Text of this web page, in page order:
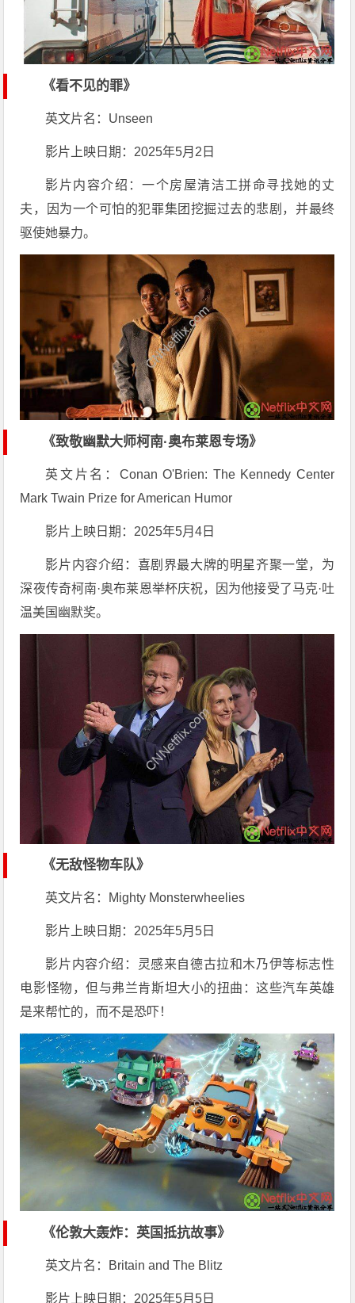
《看不见的罪》
英文片名：Unseen
影片上映日期：2025年5月2日
影片内容介绍：一个房屋清洁工拼命寻找她的丈
夫，因为一个可怕的犯罪集团挖掘过去的悲剧，并最终
驱使她暴力。
《致敬幽默大师柯南·奥布莱恩专场》
英文片名：Conan O'Brien: The Kennedy Center
Mark Twain Prize for American Humor
影片上映日期：2025年5月4日
影片内容介绍：喜剧界最大牌的明星齐聚一堂，为
深夜传奇柯南·奥布莱恩举杯庆祝，因为他接受了马克·吐
温美国幽默奖。
《无敌怪物车队》
英文片名：Mighty Monsterwheelies
影片上映日期：2025年5月5日
影片内容介绍：灵感来自德古拉和木乃伊等标志性
电影怪物，但与弗兰肯斯坦大小的扭曲：这些汽车英雄
是来帮忙的，而不是恐吓！
《伦敦大轰炸：英国抵抗故事》
英文片名：Britain and The Blitz
影片上映日期：2025年5月5日